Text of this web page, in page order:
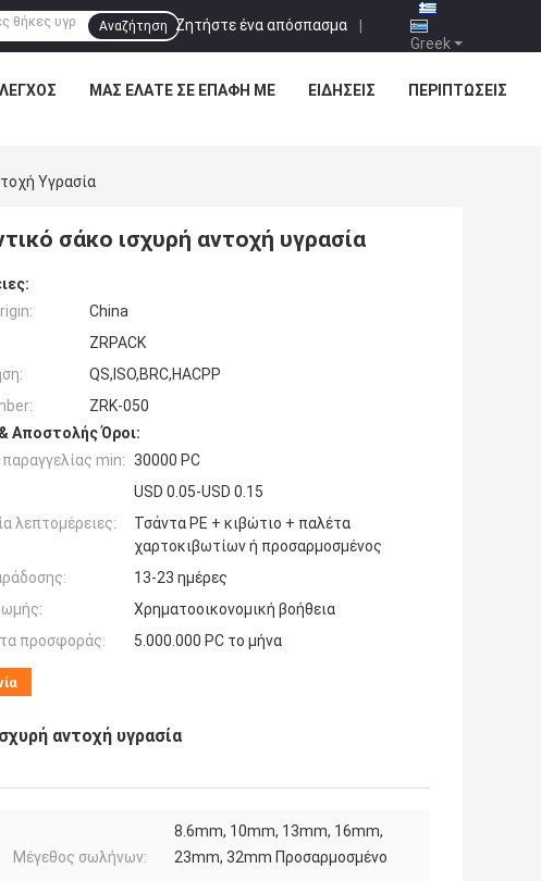
Greek
Ζητήστε ένα απόσπασμα |
Αναζήτηση
ΜΑΣ ΕΛΆΤΕ ΣΕ ΕΠΑΦΉ ΜΕ ΕΙΔΉΣΕΙΣ ΠΕΡΙΠΤΏΣΕΙΣ
Υγρασία
σάκο ισχυρή αντοχή υγρασία
China
ZRPACK
QS,ISO,BRC,HACPP
ZRK-050
Αποστολής Όροι:
min: 30000 PC
USD 0.05-USD 0.15
λεπτομέρειες:
Τσάντα PE + κιβώτιο + παλέτα
χαρτοκιβωτίων ή προσαρμοσμένος
13-23 ημέρες
Χρηματοοικονομική βοήθεια
προσφοράς:
5.000.000 PC το μήνα
αντοχή υγρασία
Μέγεθος σωλήνων:
8.6mm, 10mm, 13mm, 16mm,
23mm, 32mm Προσαρμοσμένο